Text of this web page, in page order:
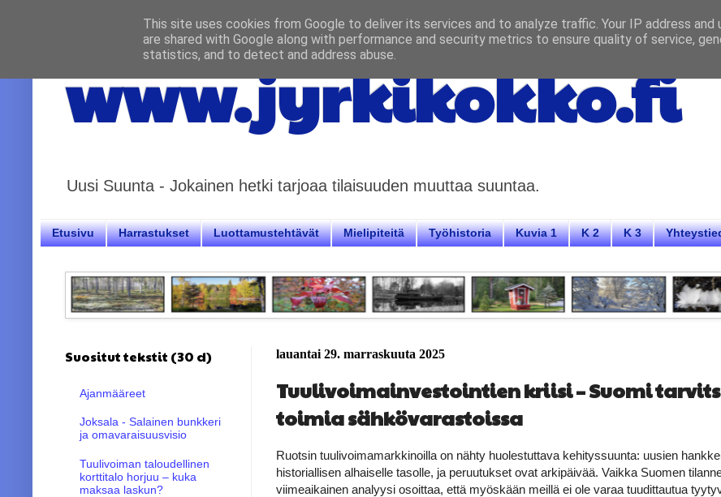
www.jyrkikokko.fi
Uusi Suunta - Jokainen hetki tarjoaa tilaisuuden muuttaa suuntaa.
Etusivu Harrastukset Luottamustehtävät Mielipiteitä Työhistoria Kuvia 1 K 2 K 3
lauantai 29. marraskuuta 2025
Tuulivoimainvestointien kriisi – Suomi
toimia sähkövarastoissa
Ruotsin tuulivoimamarkkinoilla on nähty huolestuttava kehityssuunta: uusien
historiallisen alhaiselle tasolle, ja peruutukset ovat arkipäivää. Vaikka Suomen
viimeaikainen analyysi osoittaa, että myöskään meillä ei ole varaa tuudittautua
Suositut tekstit (30 d)
Ajanmääreet
Joksala - Salainen bunkkeri
ja omavaraisuusvisio
Tuulivoiman taloudellinen
korttitalo horjuu – kuka
maksaa laskun?
This site uses cookies from Google to deliver its services and to analyze traffic. Your IP address and
are shared with Google along with performance and security metrics to ensure quality of service,
statistics, and to detect and address abuse.